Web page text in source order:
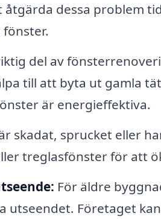
åtgärda dessa problem
del av
till att byta ut gamla
är energieffektiva.
skadat, sprucket eller
treglasfönster för att
För äldre
utseendet. Företaget